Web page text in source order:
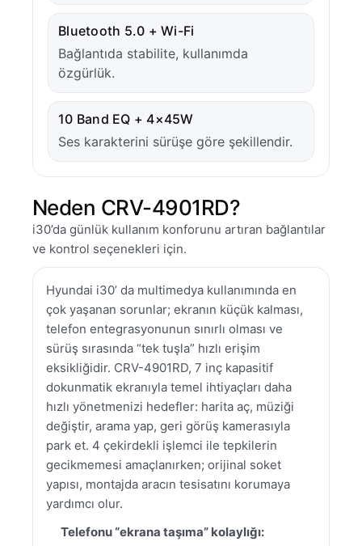
Bluetooth 5.0 + Wi-Fi
Bağlantıda stabilite, kullanımda
özgürlük.
10 Band EQ + 4×45W
Ses karakterini sürüşe göre şekillendir.
Neden CRV-4901RD?
i30’da günlük kullanım konforunu artıran bağlantılar
ve kontrol seçenekleri için.
Hyundai i30’ da multimedya kullanımında en
çok yaşanan sorunlar; ekranın küçük kalması,
telefon entegrasyonunun sınırlı olması ve
sürüş sırasında “tek tuşla” hızlı erişim
eksikliğidir. CRV-4901RD, 7 inç kapasitif
dokunmatik ekranıyla temel ihtiyaçları daha
hızlı yönetmenizi hedefler: harita aç, müziği
değiştir, arama yap, geri görüş kamerasıyla
park et. 4 çekirdekli işlemci ile tepkilerin
gecikmemesi amaçlanırken; orijinal soket
yapısı, montajda aracın tesisatını korumaya
yardımcı olur.
Telefonu “ekrana taşıma” kolaylığı: